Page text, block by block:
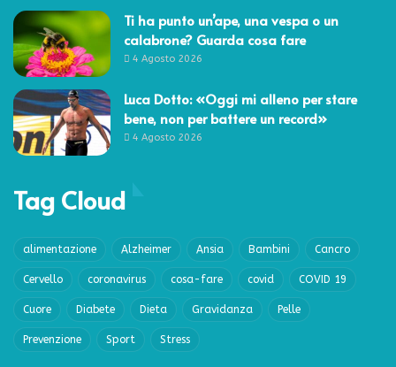
Ti ha punto un’ape, una vespa o un
calabrone? Guarda cosa fare
4 Agosto 2026
Luca Dotto: «Oggi mi alleno per stare
bene, non per battere un record»
4 Agosto 2026
Tag Cloud
alimentazione Alzheimer Ansia Bambini Cancro
Cervello coronavirus cosa-fare covid COVID 19
Cuore Diabete Dieta Gravidanza Pelle
Prevenzione Sport Stress